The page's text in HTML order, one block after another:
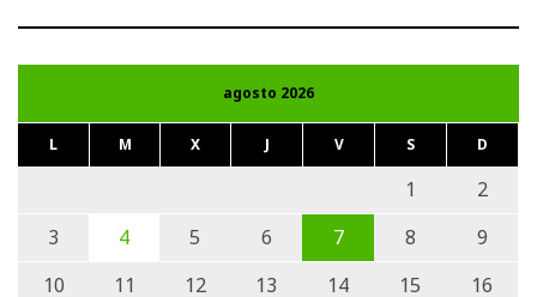
agosto 2026
L M X J V S D
1
2
3
4 5 6 7 8
9
10
11 12 13 14 15
16